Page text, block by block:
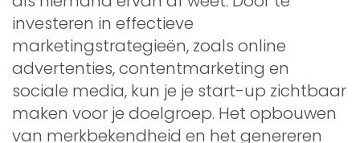
investeren in effectieve
marketingstrategieën, zoals online
advertenties, contentmarketing en
sociale media, kun je je start-up zichtbaar
maken voor je doelgroep. Het opbouwen
van merkbekendheid en het genereren